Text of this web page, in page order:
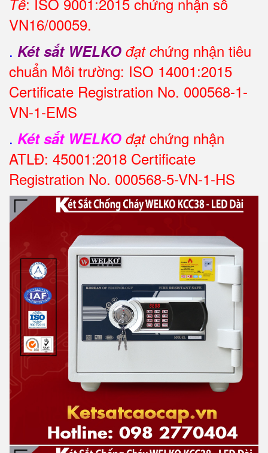
VN16/00059.
. Két sắt WELKO đạt chứng nhận tiêu
chuẩn Môi trường: ISO 14001:2015
Certificate Registration No. 000568-1-
VN-1-EMS
. Két sắt WELKO đạtchứng nhận
ATLĐ: 45001:2018 Certificate
Registration No. 000568-5-VN-1-HS